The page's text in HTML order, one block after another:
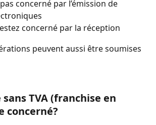
concerné par l’émission de
concerné par la réception
peuvent aussi être soumises
TVA (franchise en
concerné?